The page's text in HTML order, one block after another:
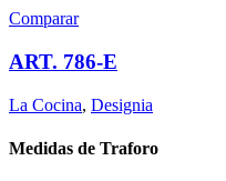
Comparar
ART. 786-E
La Cocina, Designia
Medidas de Traforo